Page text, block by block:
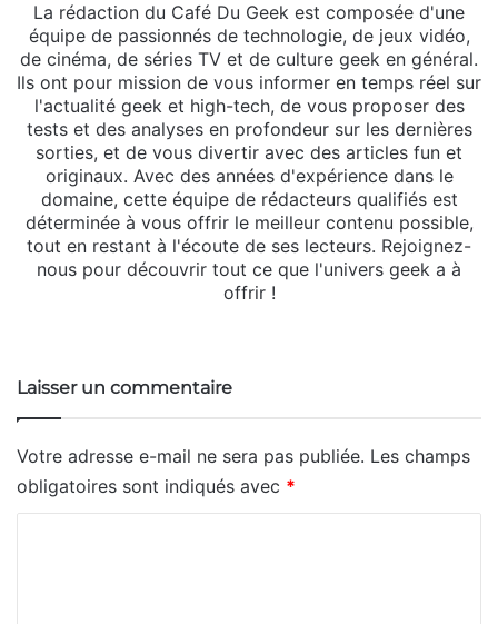
La rédaction du Café Du Geek est composée d'une
équipe de passionnés de technologie, de jeux vidéo,
de cinéma, de séries TV et de culture geek en général.
Ils ont pour mission de vous informer en temps réel sur
l'actualité geek et high-tech, de vous proposer des
tests et des analyses en profondeur sur les dernières
sorties, et de vous divertir avec des articles fun et
originaux. Avec des années d'expérience dans le
domaine, cette équipe de rédacteurs qualifiés est
déterminée à vous offrir le meilleur contenu possible,
tout en restant à l'écoute de ses lecteurs. Rejoignez-
nous pour découvrir tout ce que l'univers geek a à
offrir !
Laisser un commentaire
Votre adresse e-mail ne sera pas publiée. Les champs
obligatoires sont indiqués avec *